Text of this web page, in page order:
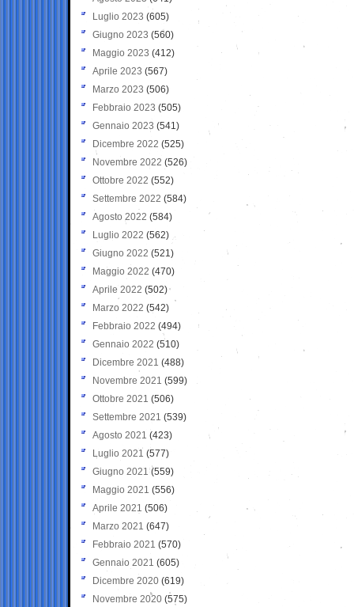
Luglio 2023 (605)
Giugno 2023 (560)
Maggio 2023 (412)
Aprile 2023 (567)
Marzo 2023 (506)
Febbraio 2023 (505)
Gennaio 2023 (541)
Dicembre 2022 (525)
Novembre 2022 (526)
Ottobre 2022 (552)
Settembre 2022 (584)
Agosto 2022 (584)
Luglio 2022 (562)
Giugno 2022 (521)
Maggio 2022 (470)
Aprile 2022 (502)
Marzo 2022 (542)
Febbraio 2022 (494)
Gennaio 2022 (510)
Dicembre 2021 (488)
Novembre 2021 (599)
Ottobre 2021 (506)
Settembre 2021 (539)
Agosto 2021 (423)
Luglio 2021 (577)
Giugno 2021(559)
Maggio 2021 (556)
Aprile 2021 (506)
Marzo 2021 (647)
Febbraio 2021 (570)
Gennaio 2021 (605)
Dicembre 2020 (619)
Novembre 2020 (575)